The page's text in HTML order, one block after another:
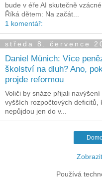
bude v éře AI skutečně
Říká dětem: Na začát...
1 komentář:
středa 8. července
Daniel Münich: Více
školství na dluh? Ano,
projde reformou
Voliči by snáze přijali
vyšších rozpočtových
nepůjdou jen do v...
Používá